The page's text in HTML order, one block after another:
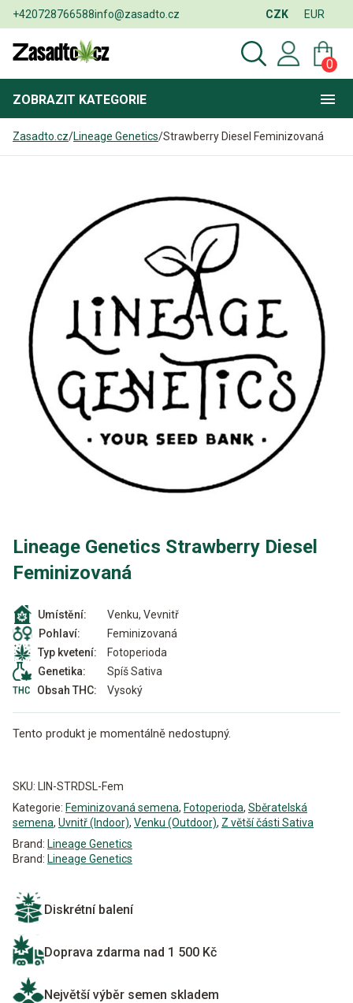
+420728766588info@zasadto.cz CZK EUR
0
ZOBRAZIT KATEGORIE
Zasadto.cz/Lineage Genetics/Strawberry Diesel Feminizovaná
Lineage Genetics Strawberry Diesel
Feminizovaná
Umístění:
Venku, Vevnitř
Pohlaví:
Feminizovaná
Typ kvetení:
Fotoperioda
Genetika:
Spíš Sativa
Obsah THC:
Vysoký
Tento produkt je momentálně nedostupný.
SKU:
LIN-STRDSL-Fem
Kategorie: Feminizovaná semena, Fotoperioda, Sběratelská
semena, Uvnitř (Indoor), Venku (Outdoor), Z větší části Sativa
Brand: Lineage Genetics
Brand: Lineage Genetics
Diskrétní balení
Doprava zdarma nad 1 500 Kč
Největší výběr semen skladem